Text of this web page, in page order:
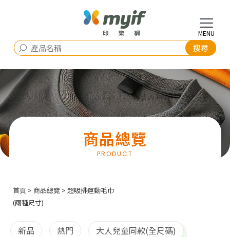
商品總覽
首頁 > 商品總覽 > 超吸排運動毛巾
(兩種尺寸)
新品 熱門
大人兒童同款(全尺碼)